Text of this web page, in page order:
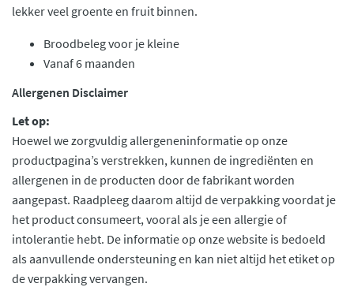
lekker veel groente en fruit binnen.
Broodbeleg voor je kleine
Vanaf 6 maanden
Allergenen Disclaimer
Let op:
Hoewel we zorgvuldig allergeneninformatie op onze
productpagina’s verstrekken, kunnen de ingrediënten en
allergenen in de producten door de fabrikant worden
aangepast. Raadpleeg daarom altijd de verpakking voordat je
het product consumeert, vooral als je een allergie of
intolerantie hebt. De informatie op onze website is bedoeld
als aanvullende ondersteuning en kan niet altijd het etiket op
de verpakking vervangen.